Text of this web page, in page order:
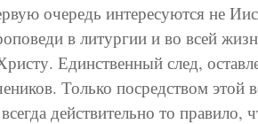
очередь интересуются не
в литургии и во всей
Единственный след,
Только посредством этой
действительно то правило,